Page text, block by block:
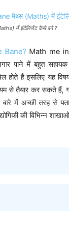
में इंटेलिजेंट कैसे बने ?
Bane? Math me
पाने में बहुत सहायक
होते हैं इसलिए यह
से तैयार कर सकते हैं,
में अच्छी तरह से पता
की विभिन्न